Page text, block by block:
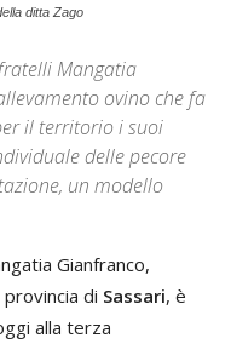
ditta Zago
Mangatia
ovino che fa
il territorio i suoi
delle pecore
un modello
Gianfranco,
di Sassari, è
alla terza